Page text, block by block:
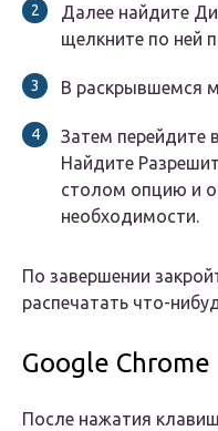
Далее найдите
щелкните по ней
В раскрывшемся
Затем перейдите
Найдите
столом опцию и
необходимости.
По завершении
распечатать что-
Google Chrome
После нажатия